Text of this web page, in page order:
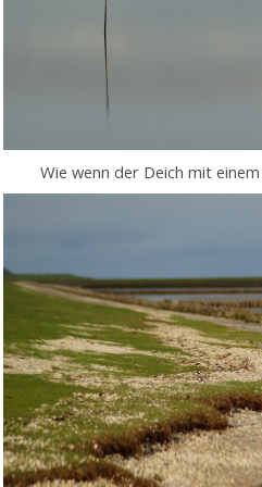
Wie wenn der Deich mit